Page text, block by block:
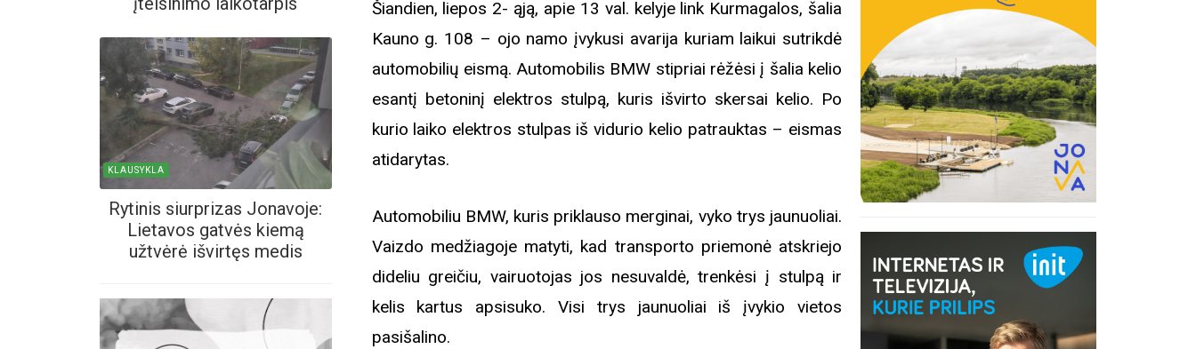
KLAUSYKLA
Rytinis siurprizas Jonavoje:
Lietavos gatvės kiemą
užtvėrė išvirtęs medis
Šiandien, liepos 2- ąją, apie 13 val. kelyje link Kurmagalos, šalia
Kauno g. 108 – ojo namo įvykusi avarija kuriam laikui sutrikdė
automobilių eismą. Automobilis BMW stipriai rėžėsi į šalia kelio
esantį betoninį elektros stulpą, kuris išvirto skersai kelio. Po
kurio laiko elektros stulpas iš vidurio kelio patrauktas – eismas
atidarytas.
Automobiliu BMW, kuris priklauso merginai, vyko trys jaunuoliai.
Vaizdo medžiagoje matyti, kad transporto priemonė atskriejo
dideliu greičiu, vairuotojas jos nesuvaldė, trenkėsi į stulpą ir
kelis kartus apsisuko. Visi trys jaunuoliai iš įvykio vietos
pasišalino.